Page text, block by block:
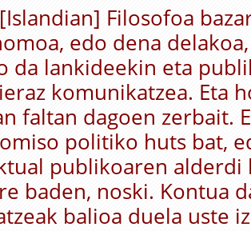
[Islandian] Filosofoa
edo dena
da lankideekin eta
komunikatzea. Eta
faltan dagoen zerbait.
politiko huts bat,
publikoaren alderdi
baden, noski. Kontua
balioa duela uste